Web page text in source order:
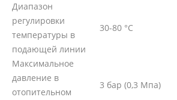
Диапазон
регулировки
температуры в
подающей линии
30-80 °C
Максимальное
давление в
отопительном
3 бар (0,3 Мпа)